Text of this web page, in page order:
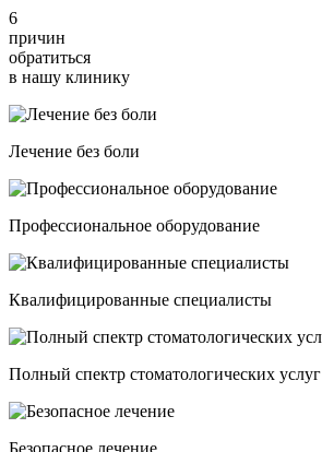
6
причин
обратиться
в нашу клинику
Лечение без боли
Профессиональное оборудование
Квалифицированные специалисты
Полный спектр стоматологических услуг
Безопасное лечение